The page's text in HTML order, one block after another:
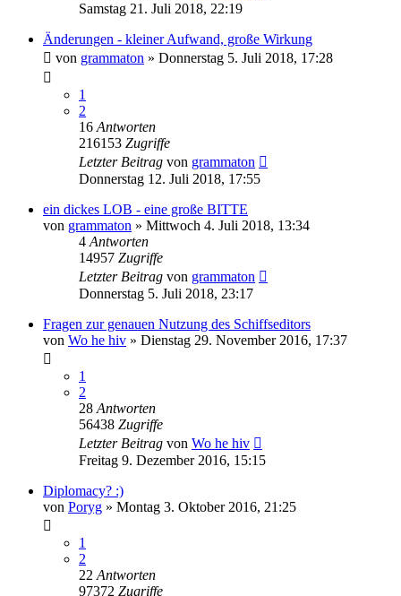
Samstag 21. Juli 2018, 22:19
Änderungen - kleiner Aufwand, große Wirkung
von grammaton » Donnerstag 5. Juli 2018, 17:28
1
2
16 Antworten
216153 Zugriffe
Letzter Beitrag von grammaton
Donnerstag 12. Juli 2018, 17:55
ein dickes LOB - eine große BITTE
von grammaton » Mittwoch 4. Juli 2018, 13:34
4 Antworten
14957 Zugriffe
Letzter Beitrag von grammaton
Donnerstag 5. Juli 2018, 23:17
Fragen zur genauen Nutzung des Schiffseditors
von Wo he hiv » Dienstag 29. November 2016, 17:37
1
2
28 Antworten
56438 Zugriffe
Letzter Beitrag von Wo he hiv
Freitag 9. Dezember 2016, 15:15
Diplomacy? :)
von Poryg » Montag 3. Oktober 2016, 21:25
1
2
22 Antworten
97372 Zugriffe